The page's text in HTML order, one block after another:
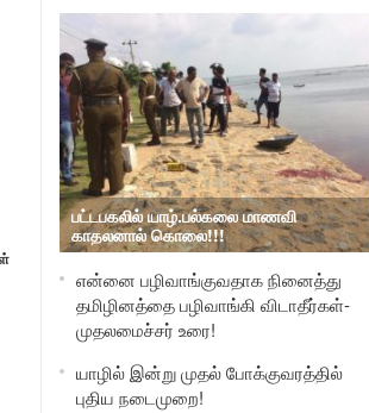
பட்டபகலில் யாழ்.பல்கலை மாணவி
காதலனால் கொலை!!!
என்னை பழிவாங்குவதாக நினைத்து
தமிழினத்தை பழிவாங்கி விடாதீர்கள்-
முதலமைச்சர் உரை!
யாழில் இன்று முதல் போக்குவரத்தில்
புதிய நடைமுறை!